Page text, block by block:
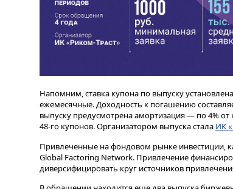
Напомним, ставка купона по выпуску
ежемесячные. Доходность к погашению
выпуску предусмотрена амортизация — по 4%
48-го купонов. Организатором выпуска стала ИК
Привлеченные на фондовом рынке инвестиции,
Global Factoring Network. Привлечение
диверсифицировать круг источников